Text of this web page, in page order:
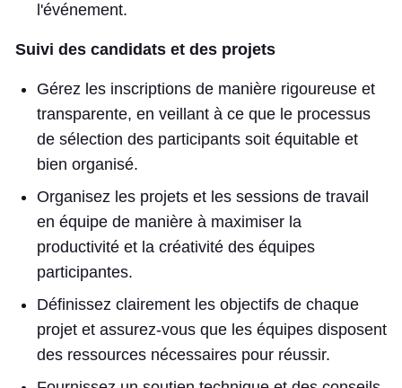
l'événement.
Suivi des candidats et des projets
Gérez les inscriptions de manière rigoureuse et
transparente, en veillant à ce que le processus
de sélection des participants soit équitable et
bien organisé.
Organisez les projets et les sessions de travail
en équipe de manière à maximiser la
productivité et la créativité des équipes
participantes.
Définissez clairement les objectifs de chaque
projet et assurez-vous que les équipes disposent
des ressources nécessaires pour réussir.